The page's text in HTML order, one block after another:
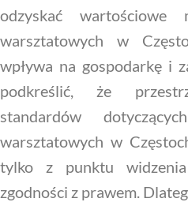
odzyskać wartościowe
warsztatowych w
wpływa na gospodarkę i
podkreślić, że
standardów
warsztatowych w
tylko z punktu
zgodności z prawem.